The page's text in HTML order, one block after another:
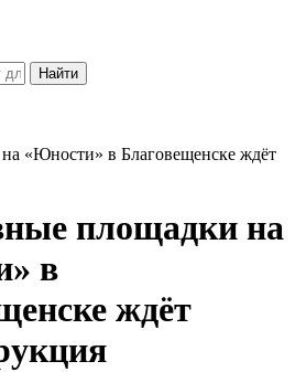
Найти
«Юности» в Благовещенске ждёт
площадки на
в
ждёт